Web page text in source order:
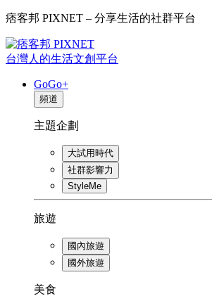
痞客邦 PIXNET – 分享生活的社群平台
台灣人的生活文創平台
GoGo+
頻道
主題企劃
大試用時代
社群影響力
StyleMe
旅遊
國內旅遊
國外旅遊
美食